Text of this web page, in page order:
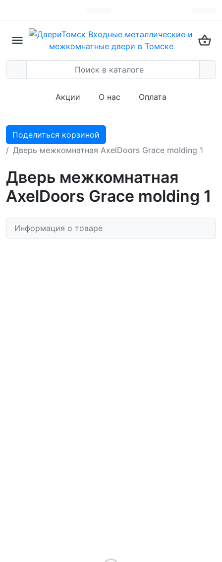
Акции О нас Оплата
Поделиться корзиной
Дверь межкомнатная AxelDoors Grace molding 1
Дверь межкомнатная
AxelDoors Grace molding 1
Информация о товаре